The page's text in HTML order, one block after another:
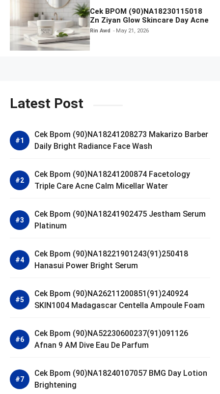
Cek BPOM (90)NA18230115018
Zn Ziyan Glow Skincare Day Acne
Rin Awd May 21, 2026
Latest Post
Cek Bpom (90)NA18241208273 Makarizo Barber
Daily Bright Radiance Face Wash
Cek Bpom (90)NA18241200874 Facetology
Triple Care Acne Calm Micellar Water
Cek Bpom (90)NA18241902475 Jestham Serum
Platinum
Cek Bpom (90)NA18221901243(91)250418
Hanasui Power Bright Serum
Cek Bpom (90)NA26211200851(91)240924
SKIN1004 Madagascar Centella Ampoule Foam
Cek Bpom (90)NA52230600237(91)091126
Afnan 9 AM Dive Eau De Parfum
Cek Bpom (90)NA18240107057 BMG Day Lotion
Brightening